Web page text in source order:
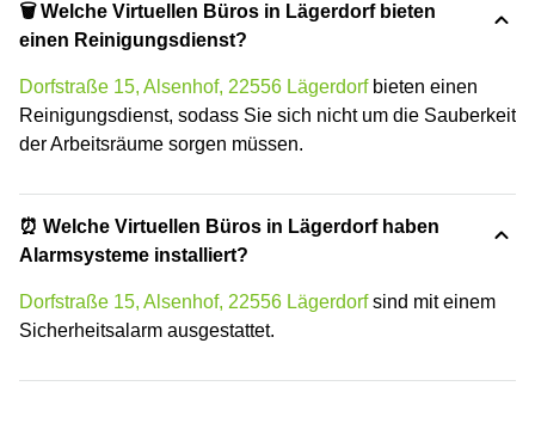
🗑 Welche Virtuellen Büros in Lägerdorf bieten
einen Reinigungsdienst?
Dorfstraße 15, Alsenhof, 22556 Lägerdorfbieten einen
Reinigungsdienst, sodass Sie sich nicht um die Sauberkeit
der Arbeitsräume sorgen müssen.
⏰ Welche Virtuellen Büros in Lägerdorf haben
Alarmsysteme installiert?
Dorfstraße 15, Alsenhof, 22556 Lägerdorfsind mit einem
Sicherheitsalarm ausgestattet.